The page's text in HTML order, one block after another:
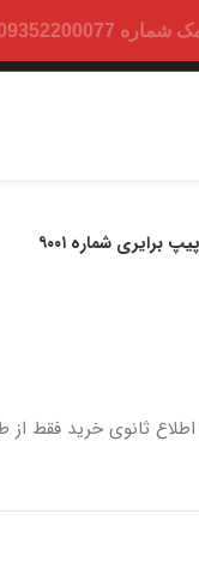
پذیر است.
پیپ برایری شماره ۹۰۰۱
اطلاع ثانویخریدفقط از